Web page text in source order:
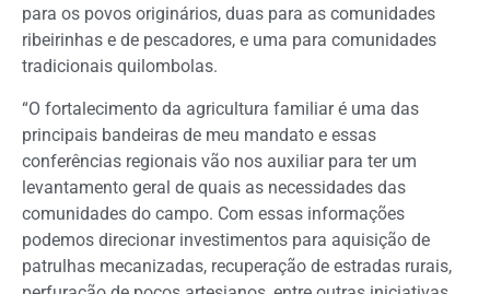
para os povos originários, duas para as comunidades
ribeirinhas e de pescadores, e uma para comunidades
tradicionais quilombolas.
“O fortalecimento da agricultura familiar é uma das
principais bandeiras de meu mandato e essas
conferências regionais vão nos auxiliar para ter um
levantamento geral de quais as necessidades das
comunidades do campo. Com essas informações
podemos direcionar investimentos para aquisição de
patrulhas mecanizadas, recuperação de estradas rurais,